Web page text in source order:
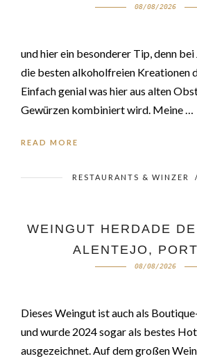
08/08/2026
und hier ein besonderer Tip, denn
die besten alkoholfreien Kreationen
Einfach genial was hier aus alten
Gewürzen kombiniert wird. Meine …
READ MORE
RESTAURANTS & WINZER /
WEINGUT HERDADE
ALENTEJO,
08/08/2026
Dieses Weingut ist auch als
und wurde 2024 sogar als bestes
ausgezeichnet. Auf dem großen